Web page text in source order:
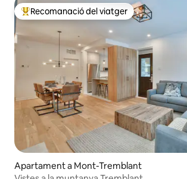
Principals recomanacions dels viatgers
Recomanació del viatger
Apartament a Mont-Tremblant